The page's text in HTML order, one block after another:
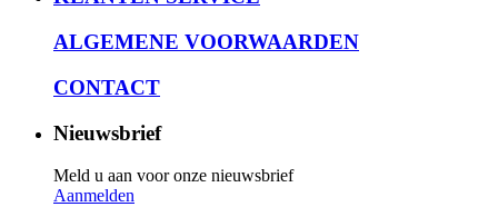
ALGEMENE VOORWAARDEN
CONTACT
Nieuwsbrief
Meld u aan voor onze nieuwsbrief
Aanmelden